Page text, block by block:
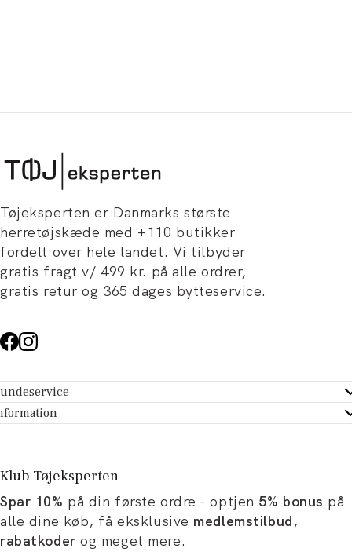
Tøjeksperten er Danmarks største
herretøjskæde med +110 butikker
fordelt over hele landet. Vi tilbyder
gratis fragt v/ 499 kr. på alle ordrer,
gratis retur og 365 dages bytteservice.
- Hjælpecenter
dit køb
Tøjeksperten
og artikler
og karriere
Klub Tøjeksperten
Spar 10% på din første ordre - optjen 5% bonus på
alle dine køb, få eksklusive medlemstilbud,
rabatkoder og meget mere.